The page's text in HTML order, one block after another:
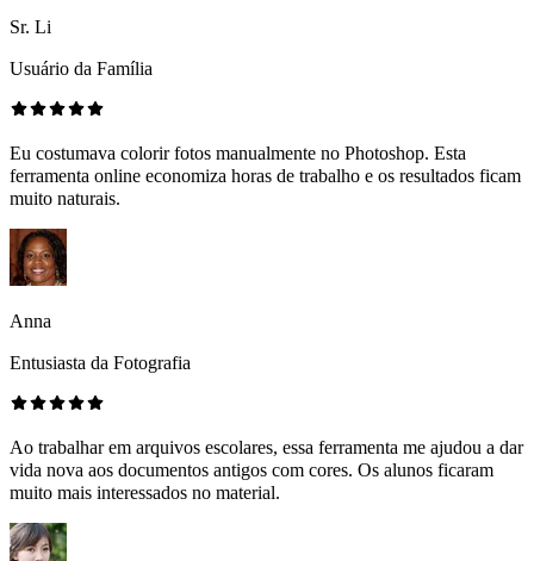
Sr. Li
Usuário da Família
Eu costumava colorir fotos manualmente no Photoshop. Esta
ferramenta online economiza horas de trabalho e os resultados ficam
muito naturais.
Anna
Entusiasta da Fotografia
Ao trabalhar em arquivos escolares, essa ferramenta me ajudou a dar
vida nova aos documentos antigos com cores. Os alunos ficaram
muito mais interessados no material.